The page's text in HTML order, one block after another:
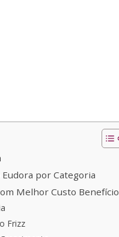
por Categoria
Melhor Custo Benefício
Frizz